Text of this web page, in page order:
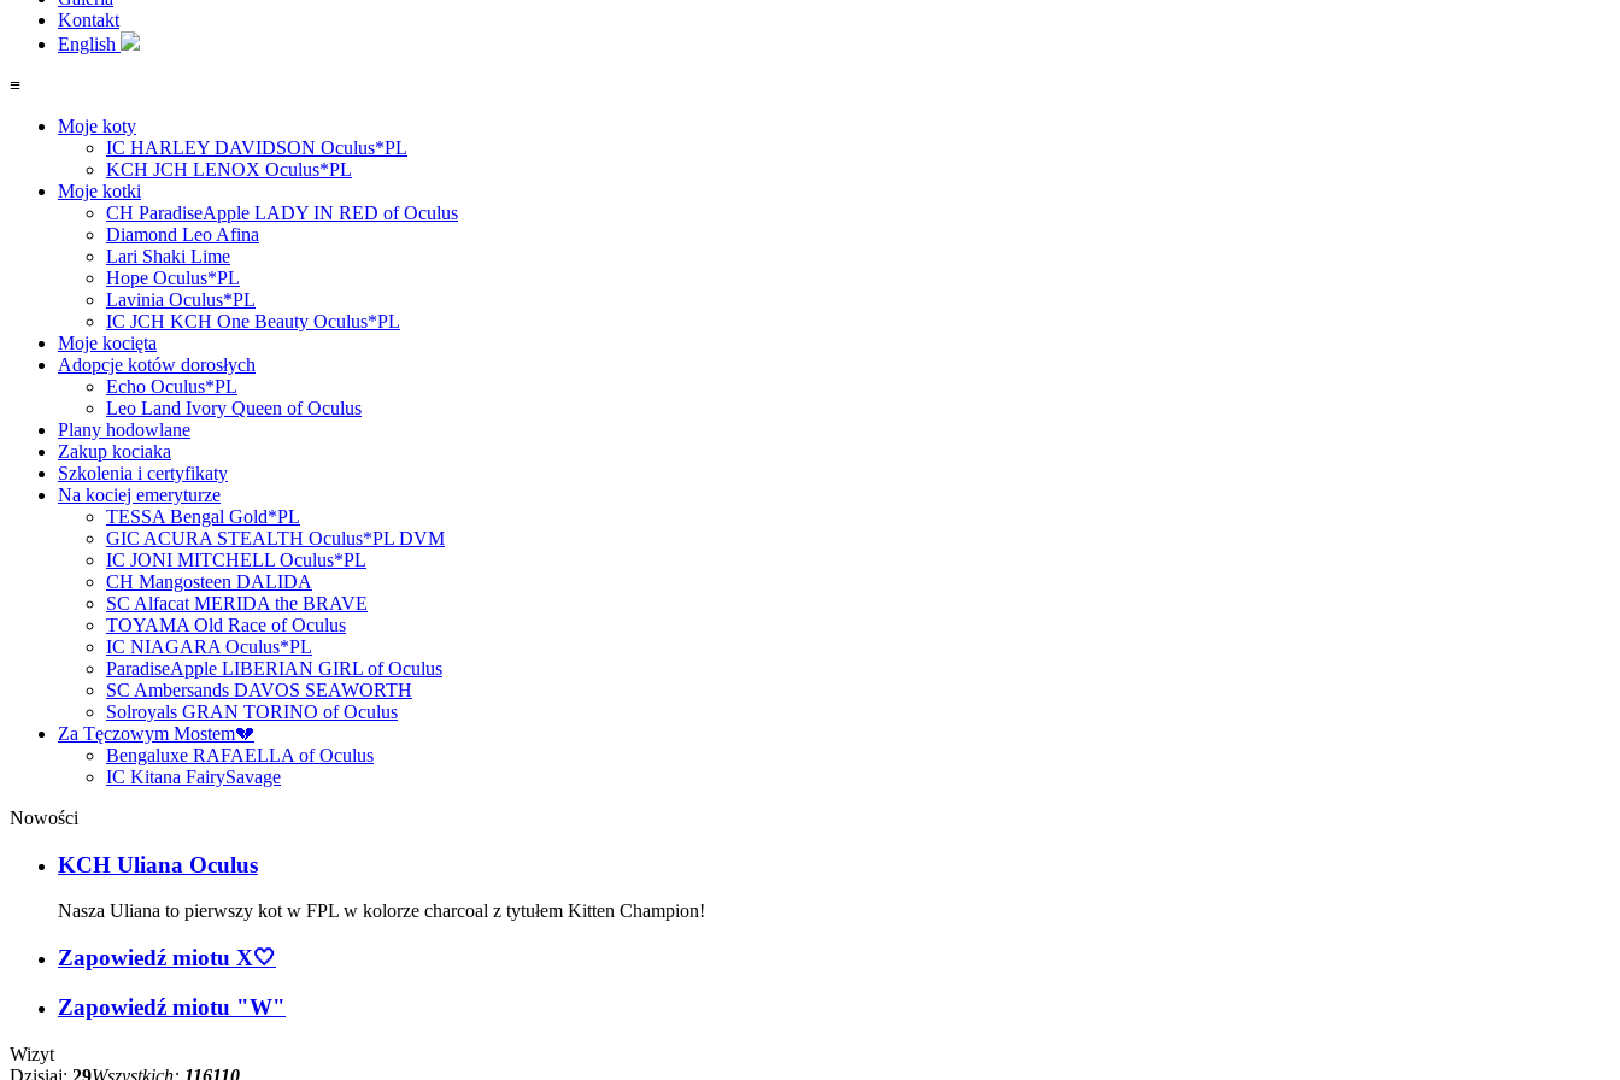
Kontakt
English
≡
Moje koty
IC HARLEY DAVIDSON Oculus*PL
KCH JCH LENOX Oculus*PL
Moje kotki
CH ParadiseApple LADY IN RED of Oculus
Diamond Leo Afina
Lari Shaki Lime
Hope Oculus*PL
Lavinia Oculus*PL
IC JCH KCH One Beauty Oculus*PL
Moje kocięta
Adopcje kotów dorosłych
Echo Oculus*PL
Leo Land Ivory Queen of Oculus
Plany hodowlane
Zakup kociaka
Szkolenia i certyfikaty
Na kociej emeryturze
TESSA Bengal Gold*PL
GIC ACURA STEALTH Oculus*PL DVM
IC JONI MITCHELL Oculus*PL
CH Mangosteen DALIDA
SC Alfacat MERIDA the BRAVE
TOYAMA Old Race of Oculus
IC NIAGARA Oculus*PL
ParadiseApple LIBERIAN GIRL of Oculus
SC Ambersands DAVOS SEAWORTH
Solroyals GRAN TORINO of Oculus
Za Tęczowym Mostem💔
Bengaluxe RAFAELLA of Oculus
IC Kitana FairySavage
Nowości
KCH Uliana Oculus
Nasza Uliana to pierwszy kot w FPL w kolorze charcoal z tytułem Kitten Champion!
Zapowiedź miotu X🤍
Zapowiedź miotu "W"
Wizyt
Dzisiaj: 29Wszystkich: 116110